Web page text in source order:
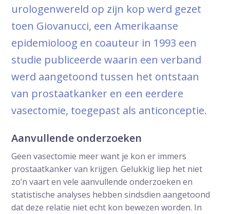
urologenwereld op zijn kop werd gezet
toen Giovanucci, een Amerikaanse
epidemioloog en coauteur in 1993 een
studie publiceerde waarin een verband
werd aangetoond tussen het ontstaan
van prostaatkanker en een eerdere
vasectomie, toegepast als anticonceptie.
Aanvullende onderzoeken
Geen vasectomie meer want je kon er immers
prostaatkanker van krijgen. Gelukkig liep het niet
zo’n vaart en vele aanvullende onderzoeken en
statistische analyses hebben sindsdien aangetoond
dat deze relatie niet echt kon bewezen worden. In